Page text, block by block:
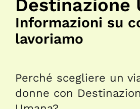
Destinazione
Informazioni su
lavoriamo
Perché scegliere un
donne con